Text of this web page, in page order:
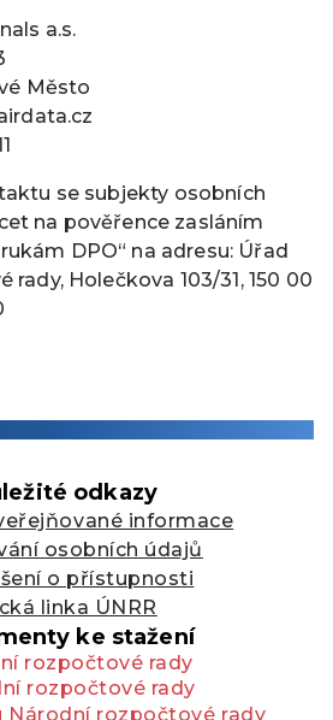
a.s.
Město
se subjekty osobních
na pověřence zasláním
DPO“ na adresu: Úřad
rady, Holečkova 103/31, 150 00
odkazy
informace
osobních údajů
o přístupnosti
linka ÚNRR
ke stažení
rozpočtové rady
rozpočtové rady
Národní rozpočtové rady